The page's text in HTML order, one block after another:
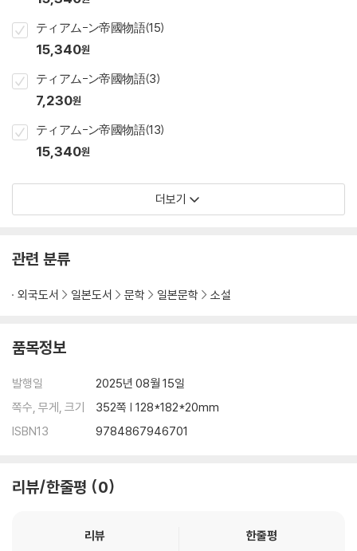
ティアム-ン帝國物語(15)
15,340원
ティアム-ン帝國物語(3)
7,230원
ティアム-ン帝國物語(13)
15,340원
더보기
관련 분류
외국도서 일본도서 문학 일본문학 소설
품목정보
발행일
2025년 08월 15일
쪽수, 무게, 크기
352쪽 | 128*182*20mm
ISBN13
9784867946701
리뷰/한줄평 0
리뷰
한줄평